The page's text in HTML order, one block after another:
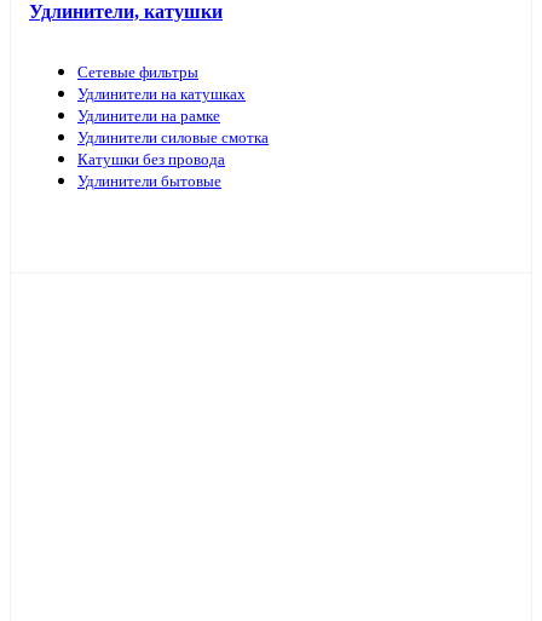
Удлинители, катушки
Сетевые фильтры
Удлинители на катушках
Удлинители на рамке
Удлинители силовые смотка
Катушки без провода
Удлинители бытовые